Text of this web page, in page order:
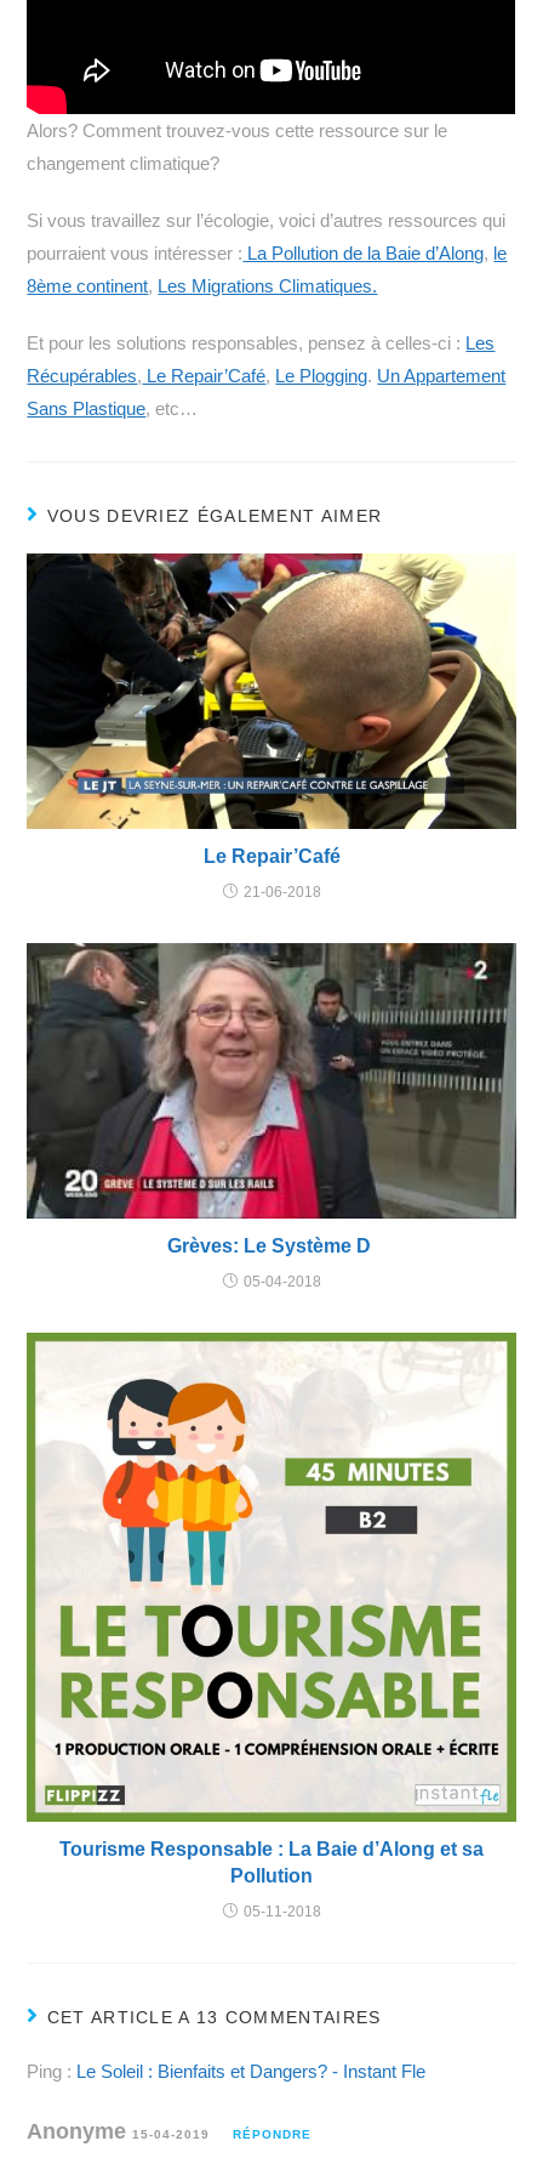
Alors? Comment trouvez-vous cette ressource sur le
changement climatique?
Si vous travaillez sur l’écologie, voici d’autres ressources qui
pourraient vous intéresser : La Pollution de la Baie d’Along, le
8ème continent, Les Migrations Climatiques.
Et pour les solutions responsables, pensez à celles-ci : Les
Récupérables, Le Repair’Café, Le Plogging. Un Appartement
Sans Plastique, etc…
VOUS DEVRIEZ ÉGALEMENT AIMER
Le Repair’Café
21-06-2018
Grèves: Le Système D
05-04-2018
Tourisme Responsable : La Baie d’Along et sa
Pollution
05-11-2018
CET ARTICLE A 13 COMMENTAIRES
Ping : Le Soleil : Bienfaits et Dangers? - Instant Fle
Anonyme15-04-2019 RÉPONDRE